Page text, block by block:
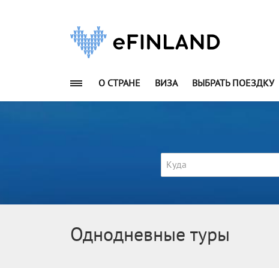
О СТРАНЕ ВИЗА ВЫБРАТЬ ПОЕЗДКУ
Куда
Однодневные туры